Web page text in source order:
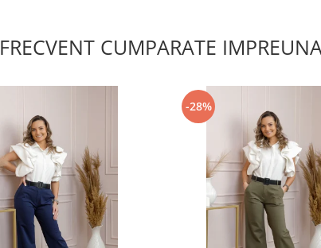
FRECVENT CUMPARATE
-28%